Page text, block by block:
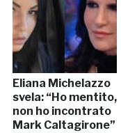
Eliana Michelazzo
svela: “Ho mentito,
non ho incontrato
Mark Caltagirone”